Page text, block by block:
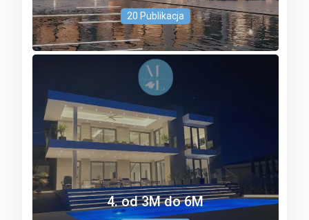
20 Publikacja
4. od 3M do 6M